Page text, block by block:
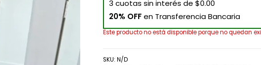
3 cuotas sin interés de $0.00
20% OFFen Transferencia Bancaria
Este producto no está disponible porque no quedan
SKU: N/D